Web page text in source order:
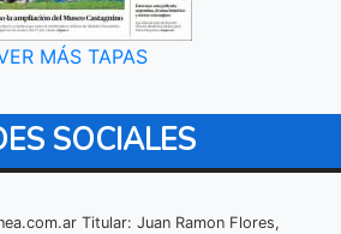
MÁS TAPAS
SOCIALES
Titular: Juan Ramon Flores,